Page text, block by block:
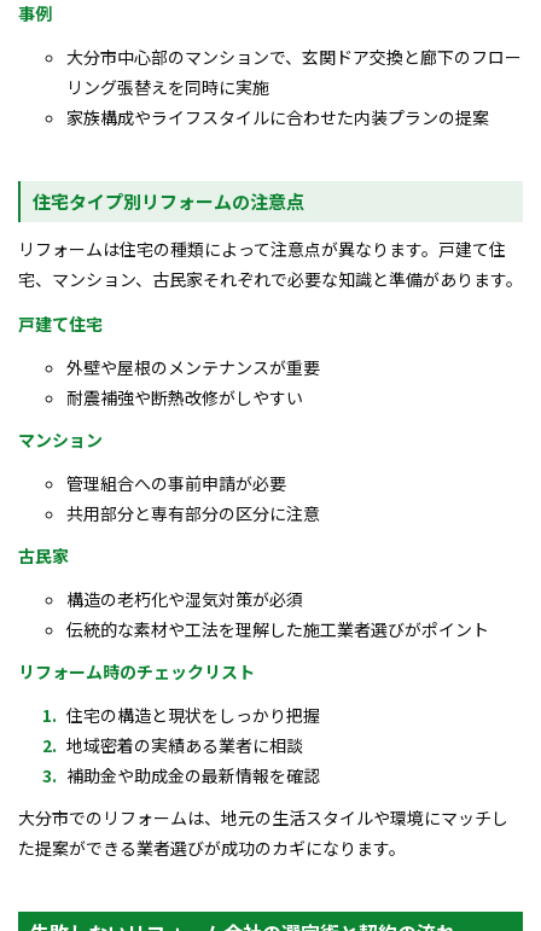
事例
大分市中心部のマンションで、玄関ドア交換と廊下のフロー
リング張替えを同時に実施
家族構成やライフスタイルに合わせた内装プランの提案
住宅タイプ別リフォームの注意点
リフォームは住宅の種類によって注意点が異なります。戸建て住
宅、マンション、古民家それぞれで必要な知識と準備があります。
戸建て住宅
外壁や屋根のメンテナンスが重要
耐震補強や断熱改修がしやすい
マンション
管理組合への事前申請が必要
共用部分と専有部分の区分に注意
古民家
構造の老朽化や湿気対策が必須
伝統的な素材や工法を理解した施工業者選びがポイント
リフォーム時のチェックリスト
住宅の構造と現状をしっかり把握
地域密着の実績ある業者に相談
補助金や助成金の最新情報を確認
大分市でのリフォームは、地元の生活スタイルや環境にマッチし
た提案ができる業者選びが成功のカギになります。